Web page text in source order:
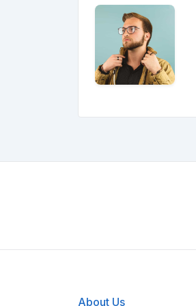
About Us